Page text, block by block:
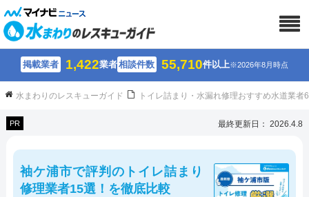
掲載業者 1,422業者相談件数 55,710件以上※2026年8月時点
水まわりのレスキューガイド トイレ詰まり・水漏れ修理おすすめ水道業
PR 最終更新日： 2026.4.8
袖ケ浦市で評判のトイレ詰まり
修理業者15選！を徹底比較